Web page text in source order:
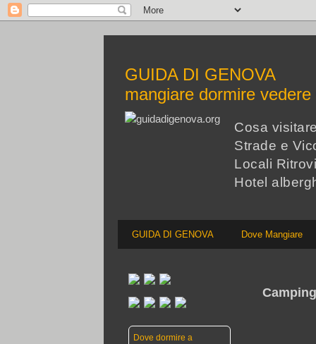
GUIDA DI GENOVA
mangiare dormire
Cosa
Strade e
Locali
Hotel
GUIDA DI GENOVA Dove Mangiare
Dove dormire a